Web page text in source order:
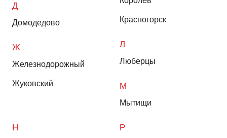
Д
Домодедово
Ж
Железнодорожный
Жуковский
Красногорск
Л
Люберцы
М
Мытищи
Н Р